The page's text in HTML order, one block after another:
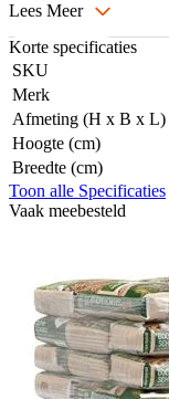
Lees Meer
Korte specificaties
SKU
Merk
Afmeting (H x B x L)
Hoogte (cm)
Breedte (cm)
Toon alle Specificaties
Vaak meebesteld